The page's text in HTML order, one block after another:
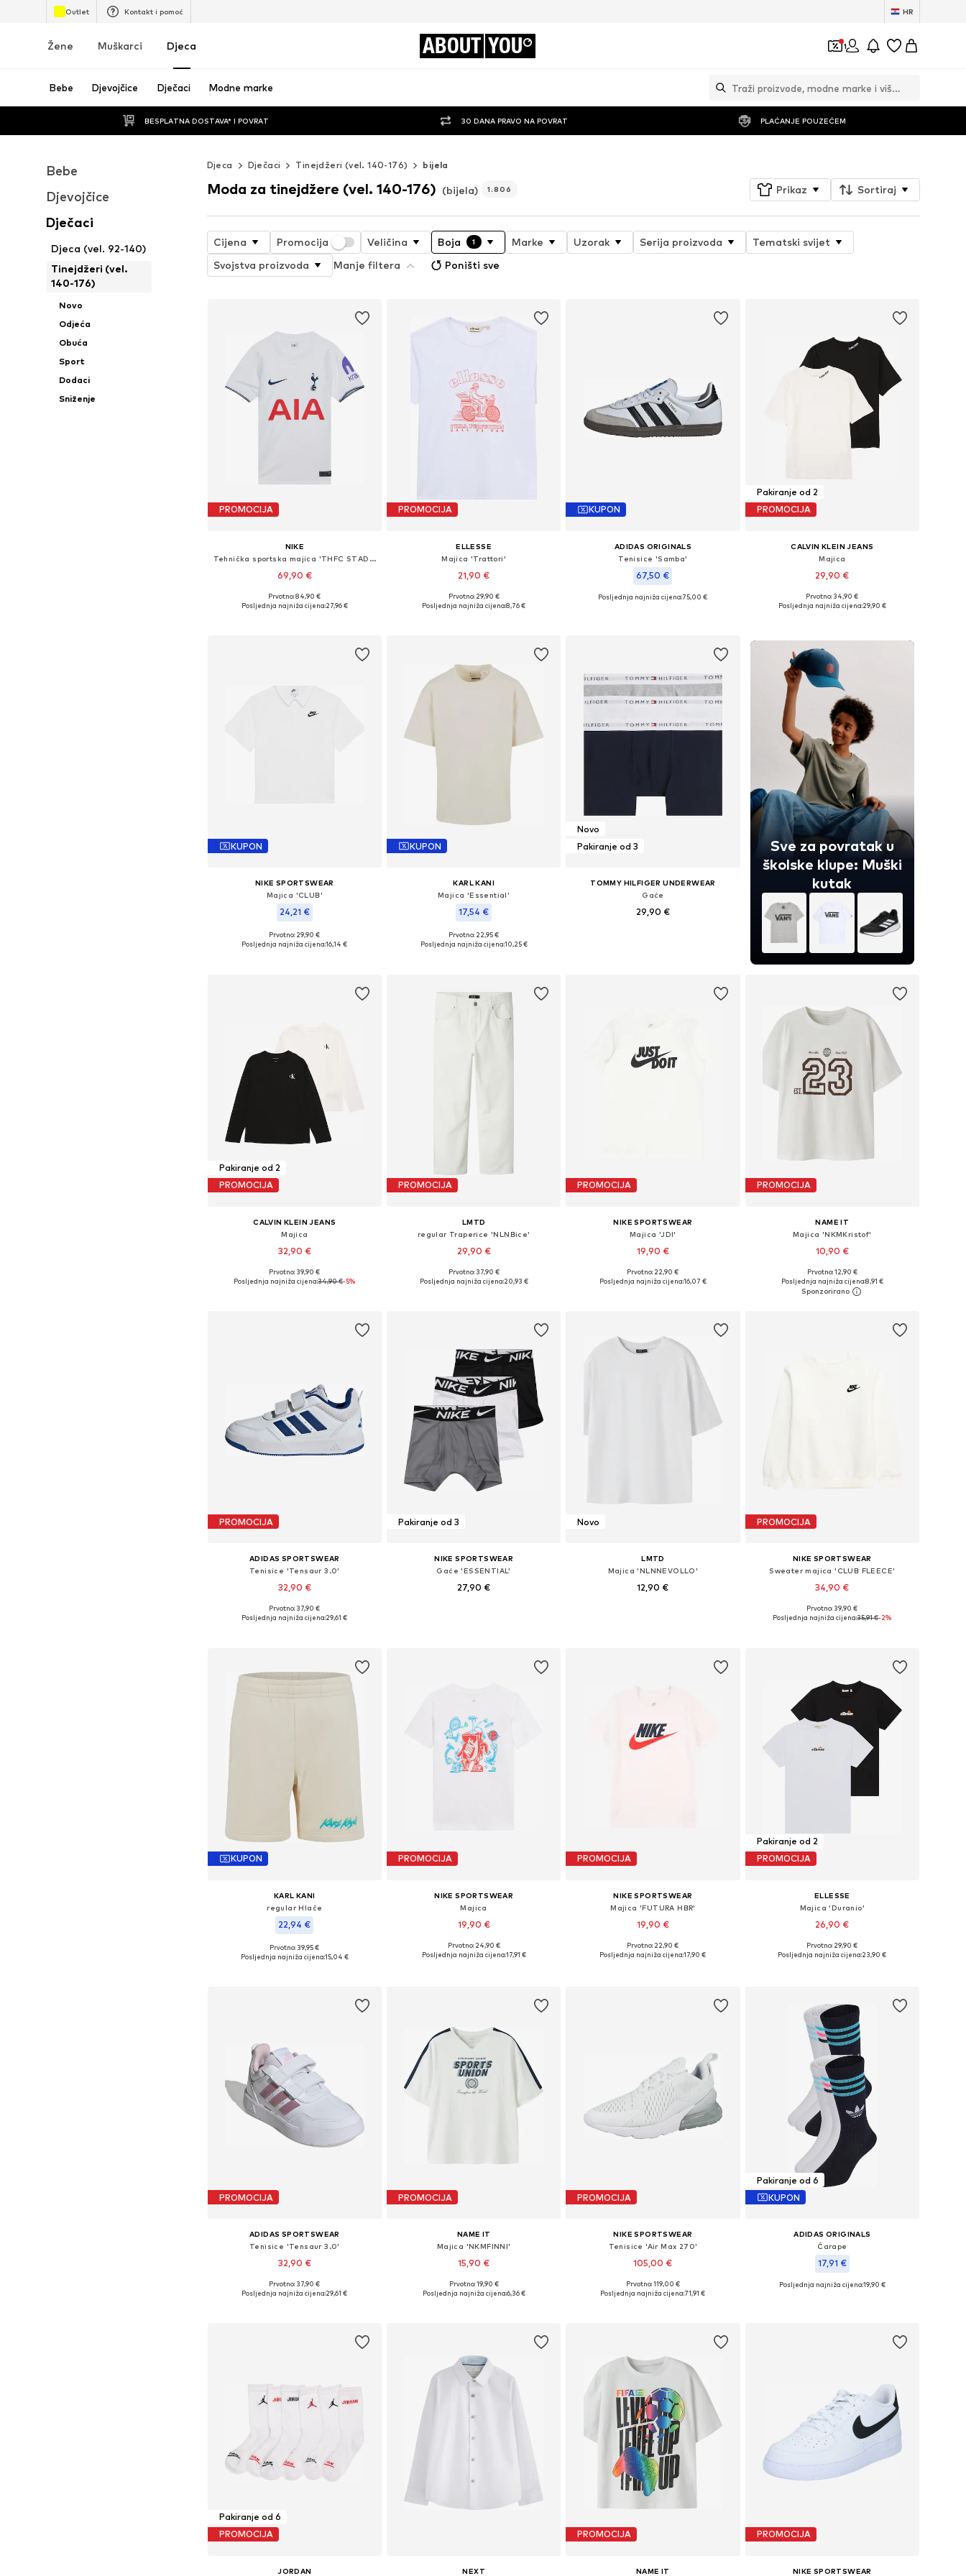
Outlet Kontakt i pomoć HR
Žene Muškarci Djeca ABOUT YOU 1
Bebe Djevojčice Dječaci Modne marke
BESPLATNA DOSTAVA* I POVRAT 30 DANA PRAVO NA POVRAT PLAĆANJE POUZEĆEM
Bebe
Djevojčice
Dječaci
Djeca (vel. 92-140)
Tinejdžeri (vel.
140-176)
Novo
Odjeća
Obuća
Sport
Dodaci
Sniženje
Djeca Dječaci Tinejdžeri (vel. 140-176) bijela
Moda za tinejdžere (vel. 140-176) (bijela) 1.806 Prikaz Sortiraj
Cijena Promocija Veličina Boja 1 Marke Uzorak Serija proizvoda
Tematski svijet
Svojstva proizvoda
Manje filtera Poništi sve
PROMOCIJA
NIKE
Tehnička sportska majica 'THFC STAD HM'
69,90 €
Dostupno u više veličina
Prvotno: 84,90 €
Posljednja najniža cijena:27,96 €
PROMOCIJA
ELLESSE
Majica 'Trattori'
21,90 €
Prvotno: 29,90 €
Posljednja najniža cijena:8,76 €
KUPON
ADIDAS ORIGINALS
Tenisice 'Samba'
67,50 €
Dostupno u više veličina
Posljednja najniža cijena:75,00 €
Pakiranje od 2
PROMOCIJA
CALVIN KLEIN JEANS
Majica
29,90 €
Dostupne veličine: 104, 140, 152, 170-176
Prvotno: 34,90 €
Posljednja najniža cijena:29,90 €
KUPON
NIKE SPORTSWEAR
Majica 'CLUB'
24,21 €
Dostupne veličine: 147-158, 158-170
Prvotno: 29,90 €
Posljednja najniža cijena:16,14 €
KUPON
KARL KANI
Majica 'Essential'
17,54 €
Dostupno u više veličina
Prvotno: 22,95 €
Posljednja najniža cijena:10,25 €
Novo
Pakiranje od 3
TOMMY HILFIGER UNDERWEAR
Gaće
29,90 €
Sve za povratak u
školske klupe: Muški
kutak
Pakiranje od 2
PROMOCIJA
CALVIN KLEIN JEANS
Majica
32,90 €
Dostupno u više veličina
Prvotno: 39,90 €
Posljednja najniža cijena:34,90 €-5%
PROMOCIJA
LMTD
regular Traperice 'NLNBice'
29,90 €
Dostupno u više veličina
Prvotno: 37,90 €
Posljednja najniža cijena:20,93 €
PROMOCIJA
NIKE SPORTSWEAR
Majica 'JDI'
19,90 €
Dostupno u više veličina
Prvotno: 22,90 €
Posljednja najniža cijena:16,07 €
PROMOCIJA
NAME IT
Majica 'NKMKristof'
10,90 €
Dodaj u košaricu
Prvotno: 12,90 €
Posljednja najniža cijena:8,91 €
PROMOCIJA
ADIDAS SPORTSWEAR
Tenisice 'Tensaur 3.0'
32,90 €
+12
Dostupno u više veličina
Prvotno: 37,90 €
Posljednja najniža cijena:29,61 €
Pakiranje od 3
NIKE SPORTSWEAR
Gaće 'ESSENTIAL'
27,90 €
Novo
LMTD
Majica 'NLNNEVOLLO'
12,90 €
PROMOCIJA
NIKE SPORTSWEAR
Sweater majica 'CLUB FLEECE'
34,90 €
Dostupno u više veličina
Prvotno: 39,90 €
Posljednja najniža cijena:35,91 €-2%
KUPON
KARL KANI
regular Hlače
22,94 €
Prvotno: 39,95 €
Posljednja najniža cijena:15,04 €
PROMOCIJA
NIKE SPORTSWEAR
Majica
19,90 €
Dostupno u više veličina
Prvotno: 24,90 €
Posljednja najniža cijena:17,91 €
PROMOCIJA
NIKE SPORTSWEAR
Majica 'FUTURA HBR'
19,90 €
+ 3
Dostupno u više veličina
Prvotno: 22,90 €
Posljednja najniža cijena:17,90 €
Pakiranje od 2
PROMOCIJA
ELLESSE
Majica 'Duranio'
26,90 €
Prvotno: 29,90 €
Posljednja najniža cijena:23,90 €
PROMOCIJA
ADIDAS SPORTSWEAR
Tenisice 'Tensaur 3.0'
32,90 €
+12
Dostupno u više veličina
Prvotno: 37,90 €
Posljednja najniža cijena:29,61 €
PROMOCIJA
NAME IT
Majica 'NKMFINNI'
15,90 €
Prvotno: 19,90 €
Posljednja najniža cijena:6,36 €
PROMOCIJA
NIKE SPORTSWEAR
Tenisice 'Air Max 270'
105,00 €
Dostupno u više veličina
Prvotno: 119,00 €
Posljednja najniža cijena:71,91 €
Pakiranje od 6
KUPON
ADIDAS ORIGINALS
Čarape
17,91 €
+3
Dostupno u više veličina
Posljednja najniža cijena:19,90 €
Pakiranje od 6
PROMOCIJA
JORDAN NEXT
PROMOCIJA
NAME IT
PROMOCIJA
NIKE SPORTSWEAR